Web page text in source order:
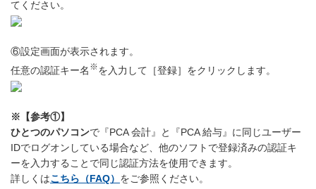
てください。
⑥設定画面が表示されます。
任意の認証キー名 ※を入力して［登録］をクリックします。
※【参考①】
ひとつのパソコンで『PCA 会計』と『PCA 給与』に同じユーザー
IDでログオンしている場合など、他のソフトで登録済みの認証キ
ーを入力することで同じ認証方法を使用できます。
詳しくはこちら（FAQ） をご参照ください。